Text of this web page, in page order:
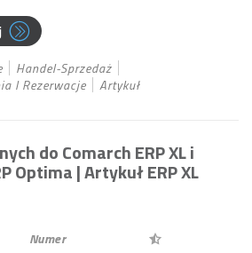
Handel-Sprzedaż
I Rezerwacje
Artykuł
do Comarch ERP XL i
Optima| Artykuł ERP XL
Numer